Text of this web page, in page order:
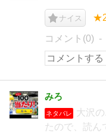
ナイス
コメント(0)
みろ
ネタバレ
大沢
たので、読ん